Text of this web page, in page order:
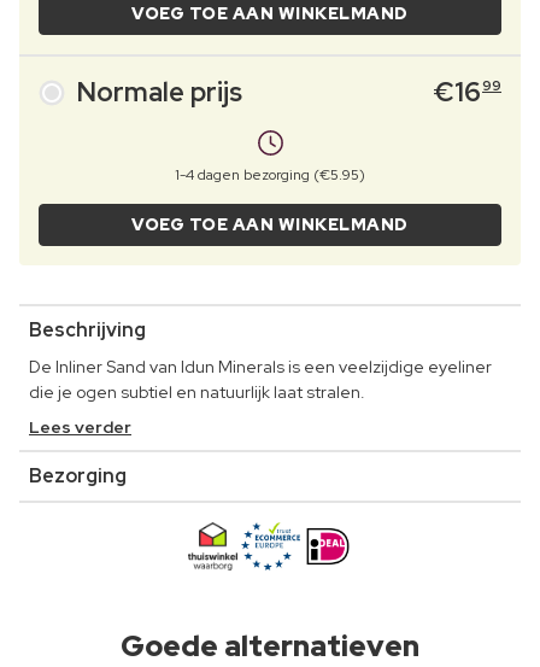
VOEG TOE AAN WINKELMAND
Normale prijs €1699
1-4 dagen bezorging (€5.95)
VOEG TOE AAN WINKELMAND
Beschrijving
De Inliner Sand van Idun Minerals is een veelzijdige eyeliner
die je ogen subtiel en natuurlijk laat stralen.
Lees verder
Bezorging
Goede alternatieven